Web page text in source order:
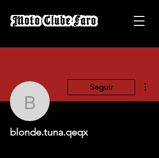
blonde.tuna.qeqx
Seguir
blonde.tuna.qeqx